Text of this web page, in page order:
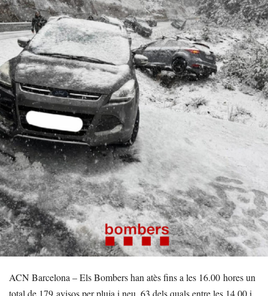
ACN Barcelona – Els Bombers han atès fins a les 16.00 hores un
total de 179 avisos per pluja i neu, 63 dels quals entre les 14.00 i